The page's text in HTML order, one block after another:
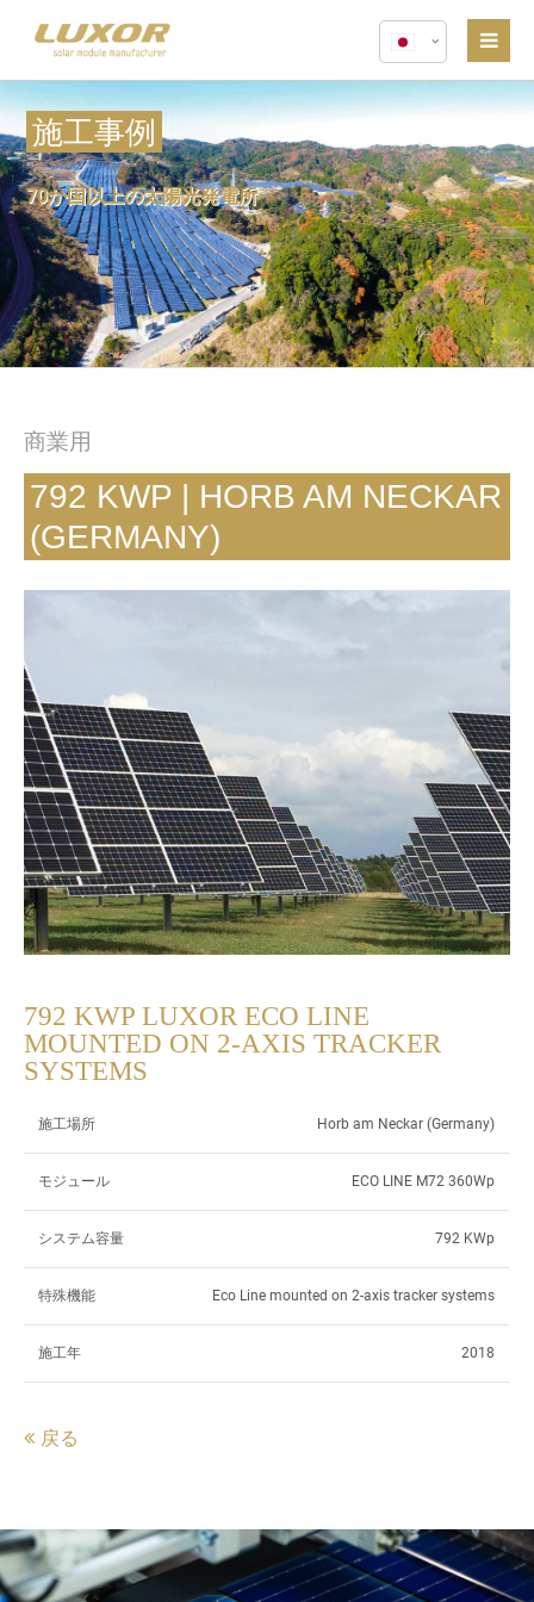
施工事例
70か国以上の太陽光発電所
商業用
792 KWP | HORB AM NECKAR
(GERMANY)
792 KWP LUXOR ECO LINE
MOUNTED ON 2-AXIS TRACKER
SYSTEMS
施工場所 Horb am Neckar (Germany)
モジュール ECO LINE M72 360Wp
システム容量 792 KWp
特殊機能 Eco Line mounted on 2-axis tracker systems
施工年 2018
戻る